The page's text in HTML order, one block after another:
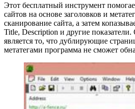
Этот бесплатный инструмент
сайтов на основе заголовков и
сканирование сайта, а затем
Title, Description и другие показатели.
является то, что дублирующие
метатегами программа не сможет